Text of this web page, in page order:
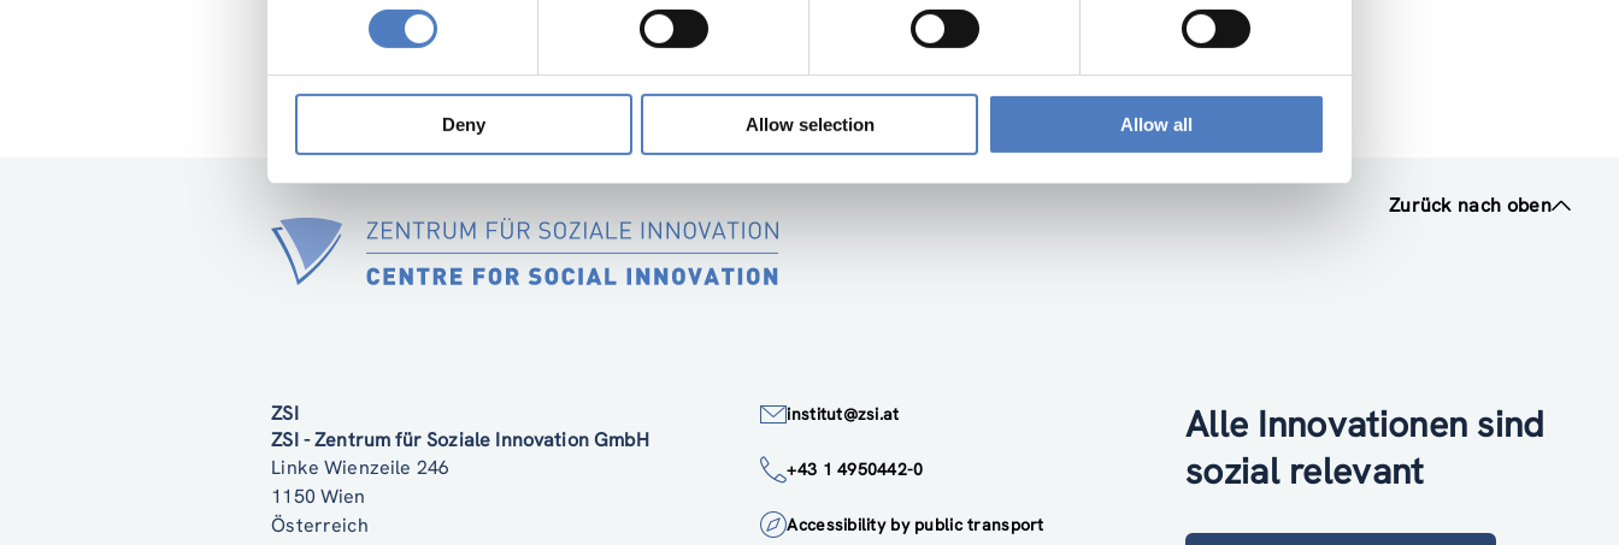
Deny Allow selection Allow all
Zurück nach oben
ZSI
ZSI - Zentrum für Soziale Innovation GmbH
Linke Wienzeile 246
1150 Wien
Österreich
institut@zsi.at
+43 1 4950442-0
Accessibility by public transport
Alle Innovationen sind
sozial relevant